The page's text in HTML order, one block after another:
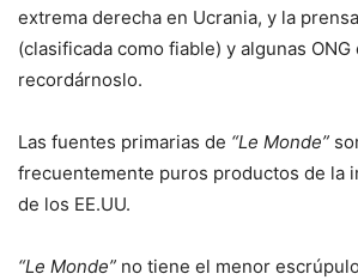
extrema derecha en Ucrania, y la
(clasificada como fiable) y algunas ONG
recordárnoslo.
Las fuentes primarias de “Le Monde”
frecuentemente puros productos de la
de los EE.UU.
“Le Monde” no tiene el menor